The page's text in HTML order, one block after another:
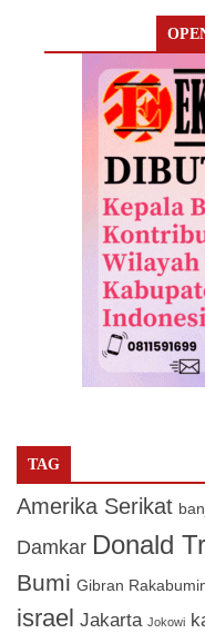
TAG
Amerika Serikat
Damkar Donald
Bumi Gibran
israel Jakarta Jokowi